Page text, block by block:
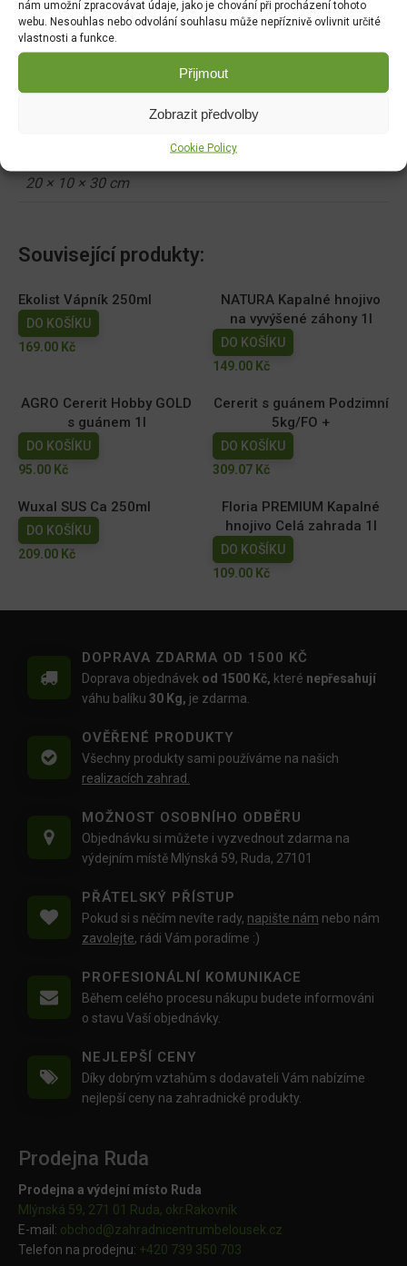
nám umožní zpracovávat údaje, jako je chování při procházení tohoto
webu. Nesouhlas nebo odvolání souhlasu může nepříznivě ovlivnit určité
vlastnosti a funkce.
Přijmout
Zobrazit předvolby
Cookie Policy
HODNOCENÍ (0)
20 × 10 × 30 cm
Související produkty:
Ekolist Vápník 250ml
DO KOŠÍKU
169.00 Kč
NATURA Kapalné hnojivo
na vyvýšené záhony 1l
DO KOŠÍKU
149.00 Kč
AGRO Cererit Hobby GOLD
s guánem 1l
DO KOŠÍKU
95.00 Kč
Cererit s guánem Podzimní
5kg/FO +
DO KOŠÍKU
309.07 Kč
Wuxal SUS Ca 250ml
DO KOŠÍKU
209.00 Kč
Floria PREMIUM Kapalné
hnojivo Celá zahrada 1l
DO KOŠÍKU
109.00 Kč
DOPRAVA ZDARMA OD 1500 KČ
Doprava objednávek od 1500 Kč, které nepřesahují
váhu balíku 30 Kg, je zdarma.
OVĚŘENÉ PRODUKTY
Všechny produkty sami používáme na našich
realizacích zahrad.
MOŽNOST OSOBNÍHO ODBĚRU
Objednávku si můžete i vyzvednout zdarma na
výdejním místě Mlýnská 59, Ruda, 27101
PŘÁTELSKÝ PŘÍSTUP
Pokud si s něčím nevíte rady, napište nám nebo nám
zavolejte, rádi Vám poradíme :)
PROFESIONÁLNÍ KOMUNIKACE
Během celého procesu nákupu budete informováni
o stavu Vaší objednávky.
NEJLEPŠÍ CENY
Díky dobrým vztahům s dodavateli Vám nabízíme
nejlepší ceny na zahradnické produkty.
Prodejna Ruda
Prodejna a výdejní místo Ruda
Mlýnská 59, 271 01 Ruda, okr.Rakovník
E-mail: obchod@zahradnicentrumbelousek.cz
Telefon na prodejnu: +420 739 350 703